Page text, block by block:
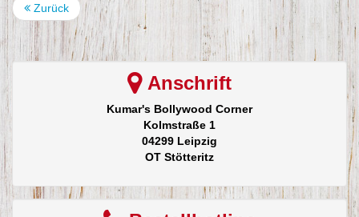
Zurück
Anschrift
Kumar's Bollywood Corner
Kolmstraße 1
04299 Leipzig
OT Stötteritz